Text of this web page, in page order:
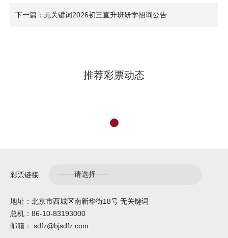
下一篇：无关键词2026初三直升班研学招询公告
推荐彩票动态
彩票链接
地址：北京市西城区南新华街18号 无关键词
总机：86-10-83193000
邮箱： sdfz@bjsdfz.com